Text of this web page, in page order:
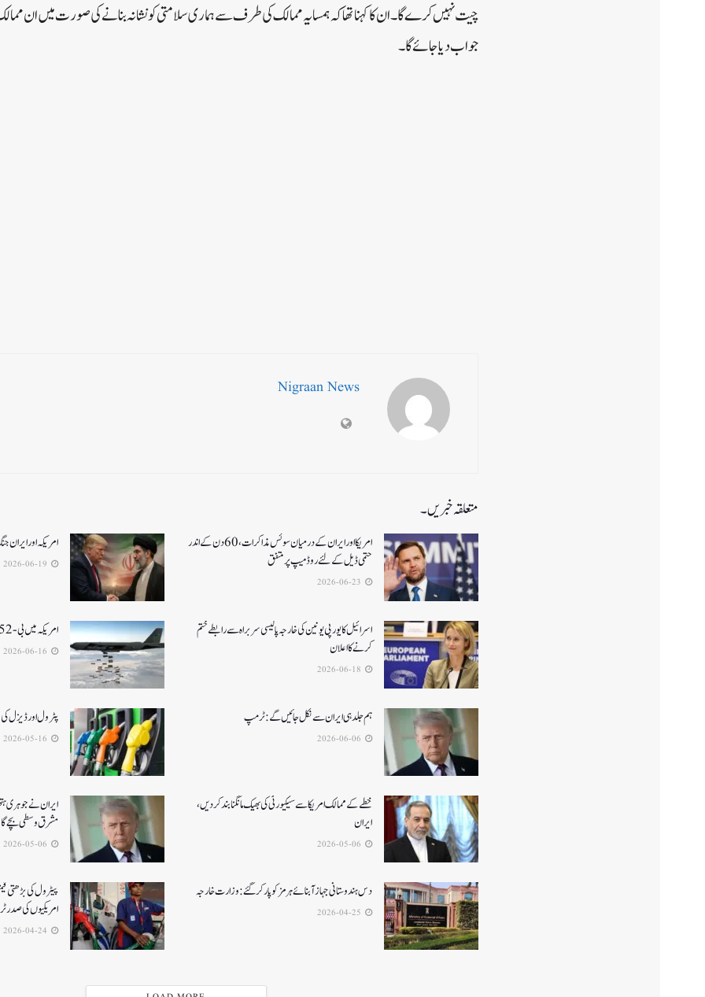
چیت نہیں کرے گا۔ان کا کہنا تھا کہ ہمسایہ ممالک کی طرف سے ہماری سلامتی کو نشانہ بنانے کی صورت میں ان
جواب دیا جائے گا۔
Nigraan News
متعلقہ خبریں۔
امریکا اور ایران کے درمیان سوئس مذاکرات ، 60دن کے اندر
حتمی ڈیل کےلئے روڈ میپ پر متفق
امریکہ اور ایران جنگ کا خاتمہ،
اسرائیل کا یورپی یونین کی خارجہ پالیسی سربراہ سے رابطے ختم
کرنے کا اعلان
امریکہ میں بی-52بمبار طیارہ کیلفورنیا میں گر کر تباہ، 8ہلاک
ہم جلد ہی ایران سے نکل جائیں گے:ٹرمپ پٹرول اور ڈیزل کی قیمتوں میں
خطے کے ممالک امریکا سے سیکیورٹی کی بھیک مانگنا بند کر دیں،
ایران
ایران نے جوہری
مشرق وسطی بچے
دس ہندوستانی جہاز آبنائے ہرمز کوپار کرگئے: وزارت خارجہ
پیٹرول کی بڑھتی
امریکیوں کی صدر